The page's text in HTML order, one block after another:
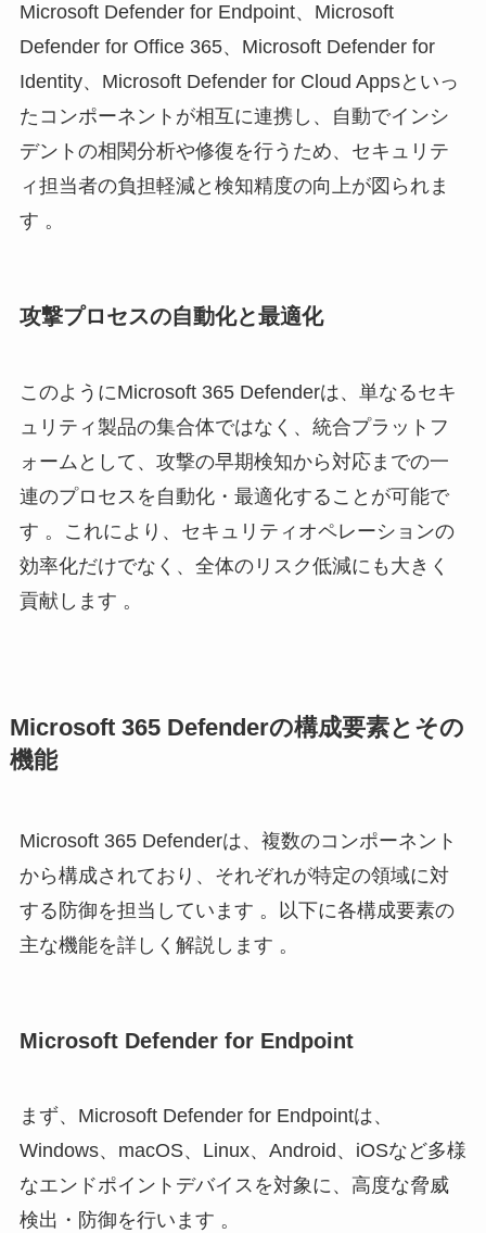
Microsoft Defender for Endpoint、Microsoft
Defender for Office 365、Microsoft Defender for
Identity、Microsoft Defender for Cloud Appsといっ
たコンポーネントが相互に連携し、自動でインシ
デントの相関分析や修復を行うため、セキュリテ
ィ担当者の負担軽減と検知精度の向上が図られま
す 。
攻撃プロセスの自動化と最適化
このようにMicrosoft 365 Defenderは、単なるセキ
ュリティ製品の集合体ではなく、統合プラットフ
ォームとして、攻撃の早期検知から対応までの一
連のプロセスを自動化・最適化することが可能で
す 。これにより、セキュリティオペレーションの
効率化だけでなく、全体のリスク低減にも大きく
貢献します 。
Microsoft 365 Defenderの構成要素とその
機能
Microsoft 365 Defenderは、複数のコンポーネント
から構成されており、それぞれが特定の領域に対
する防御を担当しています 。以下に各構成要素の
主な機能を詳しく解説します 。
Microsoft Defender for Endpoint
まず、Microsoft Defender for Endpointは、
Windows、macOS、Linux、Android、iOSなど多様
なエンドポイントデバイスを対象に、高度な脅威
検出・防御を行います 。